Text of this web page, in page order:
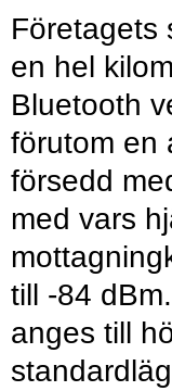
Företagets
en hel
Bluetooth
förutom en
försedd
med vars
till -84
anges till